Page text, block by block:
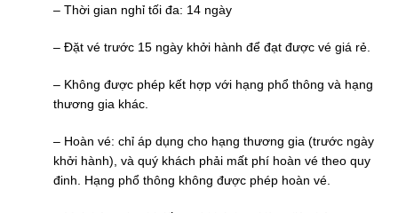
– Thời gian nghỉ tối đa: 14 ngày
– Đặt vé trước 15 ngày khởi hành để đạt được vé giá rẻ.
– Không được phép kết hợp với hạng phổ thông và hạng
thương gia khác.
– Hoàn vé: chỉ áp dụng cho hạng thương gia (trước ngày
khởi hành), và quý khách phải mất phí hoàn vé theo quy
đinh. Hạng phổ thông không được phép hoàn vé.